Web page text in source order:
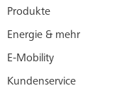
Produkte
Energie & mehr
E-Mobility
Kundenservice